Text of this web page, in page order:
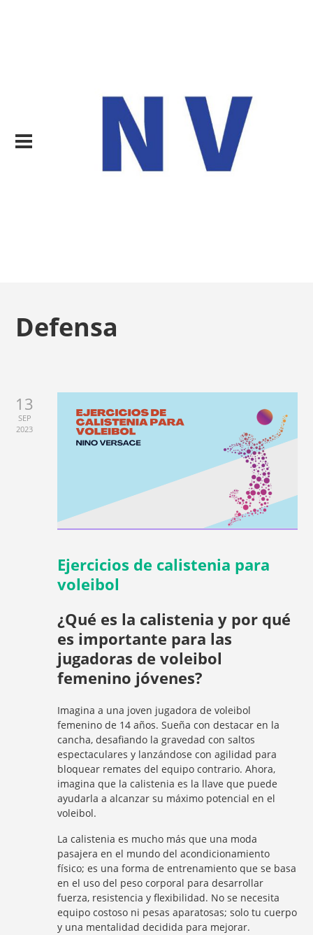
Defensa
13
SEP
2023
Ejercicios de calistenia para
voleibol
¿Qué es la calistenia y por qué
es importante para las
jugadoras de voleibol
femenino jóvenes?
Imagina a una joven jugadora de voleibol
femenino de 14 años. Sueña con destacar en la
cancha, desafiando la gravedad con saltos
espectaculares y lanzándose con agilidad para
bloquear remates del equipo contrario. Ahora,
imagina que la calistenia es la llave que puede
ayudarla a alcanzar su máximo potencial en el
voleibol.
La calistenia es mucho más que una moda
pasajera en el mundo del acondicionamiento
físico; es una forma de entrenamiento que se basa
en el uso del peso corporal para desarrollar
fuerza, resistencia y flexibilidad. No se necesita
equipo costoso ni pesas aparatosas; solo tu cuerpo
y una mentalidad decidida para mejorar.